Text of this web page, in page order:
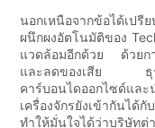
นอกเหนือจากข้อได้เป
ผนึกผงอัตโนมัติของ
แวดล้อมอีกด้วย ด้วยก
และลดของเสีย ธุร
คาร์บอนไดออกไซด์แ
เครื่องจักรยังเข้ากันได้
ทำให้มั่นใจได้ว่าบริษัท